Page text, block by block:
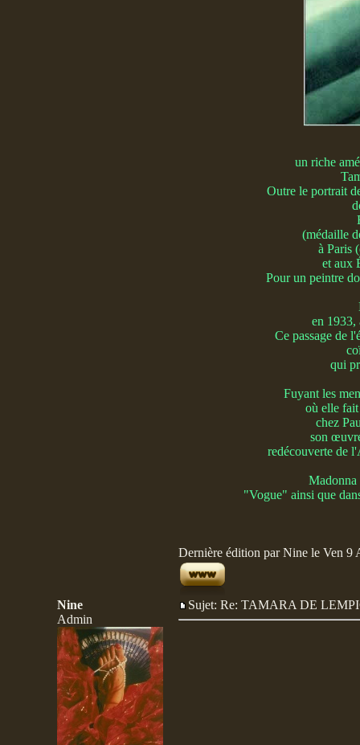
un riche
Outre le portrait
(médaille
à Paris
et aux
Pour un peintre
en 1933,
Ce passage de
qui
Fuyant les
où elle
chez
son
redécouverte de
Madonna
"Vogue" ainsi que
Dernière édition par Nine le Ven 9
Nine
Admin
Sujet: Re: TAMARA DE